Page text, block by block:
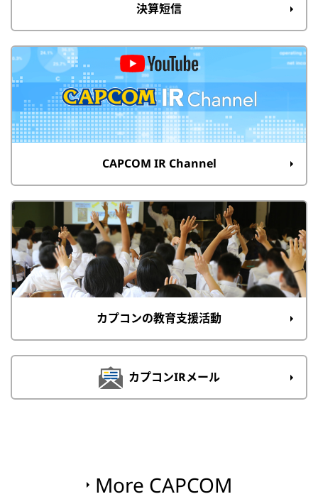
決算短信
CAPCOM IR Channel
カプコンの教育支援活動
カプコンIRメール
More CAPCOM